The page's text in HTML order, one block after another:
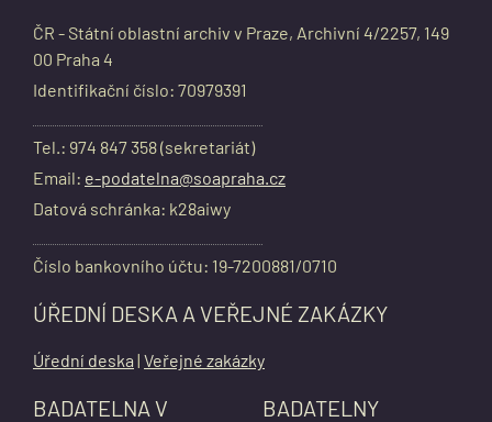
ČR - Státní oblastní archiv v Praze, Archivní 4/2257, 149
00 Praha 4
Identifikační číslo: 70979391
Tel.: 974 847 358 (sekretariát)
Email: e-podatelna@soapraha.cz
Datová schránka: k28aiwy
Číslo bankovního účtu: 19-7200881/0710
ÚŘEDNÍ DESKA A VEŘEJNÉ ZAKÁZKY
Úřední deska | Veřejné zakázky
BADATELNA V
BADATELNY